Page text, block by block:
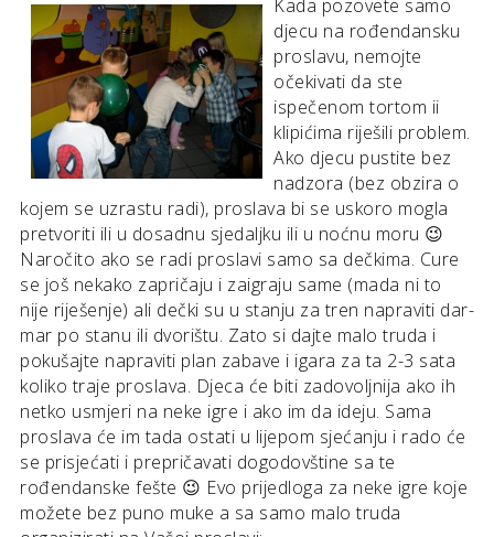
Kada pozovete samo
djecu na rođendansku
proslavu, nemojte
očekivati da ste
ispečenom tortom ii
klipićima riješili problem.
Ako djecu pustite bez
nadzora (bez obzira o
kojem se uzrastu radi), proslava bi se uskoro mogla
pretvoriti ili u dosadnu sjedaljku ili u noćnu moru 😉
Naročito ako se radi proslavi samo sa dečkima. Cure
se još nekako zapričaju i zaigraju same (mada ni to
nije riješenje) ali dečki su u stanju za tren napraviti dar-
mar po stanu ili dvorištu. Zato si dajte malo truda i
pokušajte napraviti plan zabave i igara za ta 2-3 sata
koliko traje proslava. Djeca će biti zadovoljnija ako ih
netko usmjeri na neke igre i ako im da ideju. Sama
proslava će im tada ostati u lijepom sjećanju i rado će
se prisjećati i prepričavati dogodovštine sa te
rođendanske fešte 😉 Evo prijedloga za neke igre koje
možete bez puno muke a sa samo malo truda